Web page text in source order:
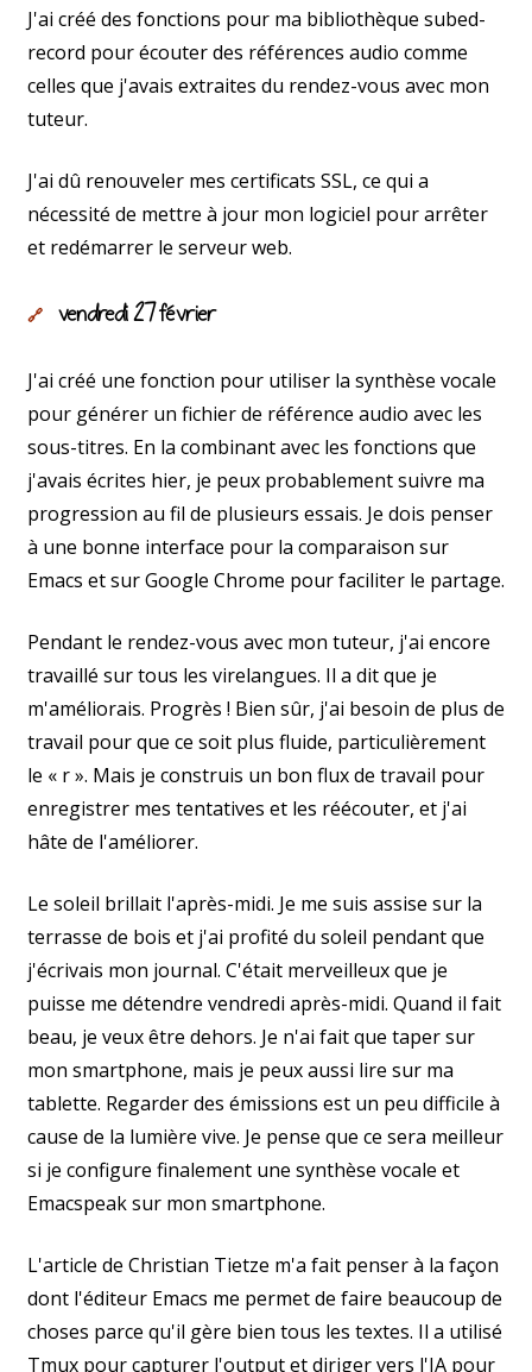
J'ai créé des fonctions pour ma bibliothèque subed-
record pour écouter des références audio comme
celles que j'avais extraites du rendez-vous avec mon
tuteur.
J'ai dû renouveler mes certificats SSL, ce qui a
nécessité de mettre à jour mon logiciel pour arrêter
et redémarrer le serveur web.
🔗 vendredi 27 février
J'ai créé une fonction pour utiliser la synthèse vocale
pour générer un fichier de référence audio avec les
sous-titres. En la combinant avec les fonctions que
j'avais écrites hier, je peux probablement suivre ma
progression au fil de plusieurs essais. Je dois penser
à une bonne interface pour la comparaison sur
Emacs et sur Google Chrome pour faciliter le partage.
Pendant le rendez-vous avec mon tuteur, j'ai encore
travaillé sur tous les virelangues. Il a dit que je
m'améliorais. Progrès ! Bien sûr, j'ai besoin de plus de
travail pour que ce soit plus fluide, particulièrement
le « r ». Mais je construis un bon flux de travail pour
enregistrer mes tentatives et les réécouter, et j'ai
hâte de l'améliorer.
Le soleil brillait l'après-midi. Je me suis assise sur la
terrasse de bois et j'ai profité du soleil pendant que
j'écrivais mon journal. C'était merveilleux que je
puisse me détendre vendredi après-midi. Quand il fait
beau, je veux être dehors. Je n'ai fait que taper sur
mon smartphone, mais je peux aussi lire sur ma
tablette. Regarder des émissions est un peu difficile à
cause de la lumière vive. Je pense que ce sera meilleur
si je configure finalement une synthèse vocale et
Emacspeak sur mon smartphone.
L'article de Christian Tietze m'a fait penser à la façon
dont l'éditeur Emacs me permet de faire beaucoup de
choses parce qu'il gère bien tous les textes. Il a utilisé
Tmux pour capturer l'output et diriger vers l'IA pour